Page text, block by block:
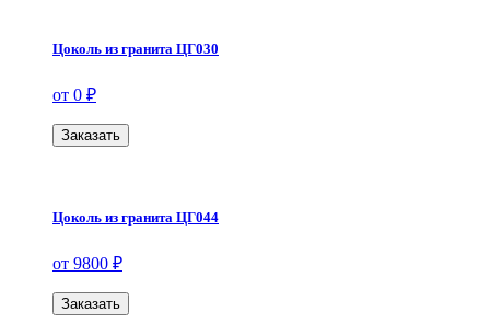
Цоколь из гранита ЦГ030
от 0 ₽
Заказать
Цоколь из гранита ЦГ044
от 9800 ₽
Заказать